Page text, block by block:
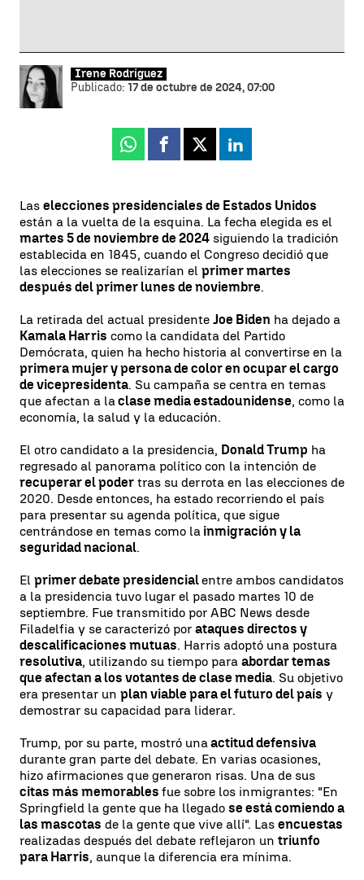
Irene Rodríguez
Publicado: 17 de octubre de 2024, 07:00
Whatsapp
Facebook
X Linkedin
Las elecciones presidenciales de Estados Unidos
están a la vuelta de la esquina. La fecha elegida es el
martes 5 de noviembre de 2024 siguiendo la tradición
establecida en 1845, cuando el Congreso decidió que
las elecciones se realizarían el primer martes
después del primer lunes de noviembre.
La retirada del actual presidente Joe Biden ha dejado a
Kamala Harris como la candidata del Partido
Demócrata, quien ha hecho historia al convertirse en la
primera mujer y persona de color en ocupar el cargo
de vicepresidenta. Su campaña se centra en temas
que afectan a la clase media estadounidense, como la
economía, la salud y la educación.
El otro candidato a la presidencia, Donald Trump ha
regresado al panorama político con la intención de
recuperar el poder tras su derrota en las elecciones de
2020. Desde entonces, ha estado recorriendo el país
para presentar su agenda política, que sigue
centrándose en temas como la inmigración y la
seguridad nacional.
El primer debate presidencialentre ambos candidatos
a la presidencia tuvo lugar el pasado martes 10 de
septiembre. Fue transmitido por ABC News desde
Filadelfia y se caracterizó por ataques directos y
descalificaciones mutuas. Harris adoptó una postura
resolutiva, utilizando su tiempo para abordar temas
que afectan a los votantes de clase media. Su objetivo
era presentar un plan viable para el futuro del país y
demostrar su capacidad para liderar.
Trump, por su parte, mostró una actitud defensiva
durante gran parte del debate. En varias ocasiones,
hizo afirmaciones que generaron risas. Una de sus
citas más memorables fue sobre los inmigrantes: "En
Springfield la gente que ha llegado se está comiendo a
las mascotas de la gente que vive allí". Las encuestas
realizadas después del debate reflejaron un triunfo
para Harris, aunque la diferencia era mínima.